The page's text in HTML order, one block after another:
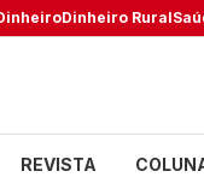
Dinheiro Rural
REVISTA